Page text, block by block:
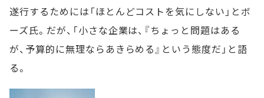
遂行するためには「ほとんどコストを気にしない」とボ
ーズ氏。だが、「小さな企業は、『ちょっと問題はある
が、予算的に無理ならあきらめる』という態度だ」と語
る。